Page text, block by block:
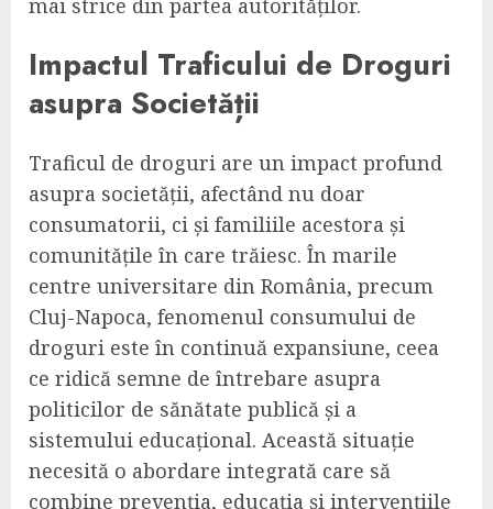
mai strice din partea autorităților.
Impactul Traficului de Droguri
asupra Societății
Traficul de droguri are un impact profund
asupra societății, afectând nu doar
consumatorii, ci și familiile acestora și
comunitățile în care trăiesc. În marile
centre universitare din România, precum
Cluj-Napoca, fenomenul consumului de
droguri este în continuă expansiune, ceea
ce ridică semne de întrebare asupra
politicilor de sănătate publică și a
sistemului educațional. Această situație
necesită o abordare integrată care să
combine prevenția, educația și intervențiile